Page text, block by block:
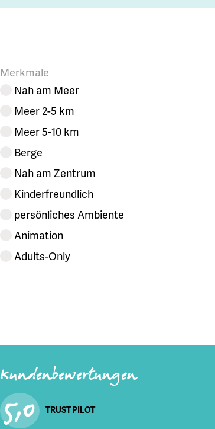
Merkmale
Nah am Meer
Meer 2-5 km
Meer 5-10 km
Berge
Nah am Zentrum
Kinderfreundlich
persönliches Ambiente
Animation
Adults-Only
Kundenbewertungen
5,0 TRUST PILOT